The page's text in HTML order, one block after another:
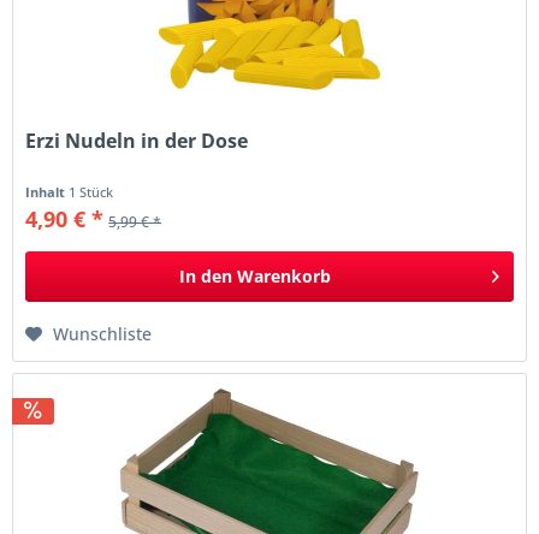
Erzi Nudeln in der Dose
Inhalt 1 Stück
4,90 € * 5,99 € *
In den Warenkorb
Wunschliste